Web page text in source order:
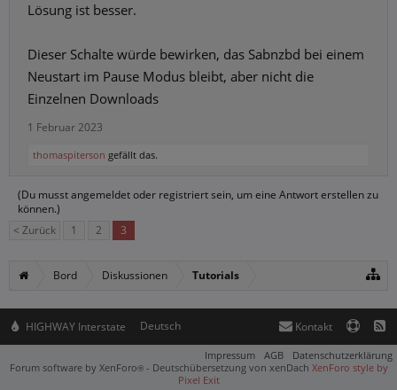
Lösung ist besser.
Dieser Schalte würde bewirken, das Sabnzbd bei einem
Neustart im Pause Modus bleibt, aber nicht die
Einzelnen Downloads
1 Februar 2023
thomaspiterson gefällt das.
(Du musst angemeldet oder registriert sein, um eine Antwort erstellen zu
können.)
< Zurück
1 2 3
Bord Diskussionen Tutorials
HIGHWAY Interstate Deutsch Kontakt
Impressum AGB
Datenschutzerklärung
Forum software by XenForo® - Deutschübersetzung von xenDach XenForo style by
Pixel Exit